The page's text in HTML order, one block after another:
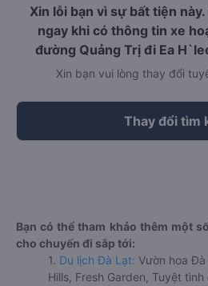
Xin lỗi bạn vì sự bất tiện
ngay khi có thông tin xe
đường Quảng Trị đi Ea
Xin bạn vui lòng thay đổi
Thay đổi tìm
Bạn có thể tham khảo thêm một
cho chuyến đi sắp tới:
1. Du lịch Đà Lạt: Vườn hoa
Hills, Fresh Garden, Tuyệt